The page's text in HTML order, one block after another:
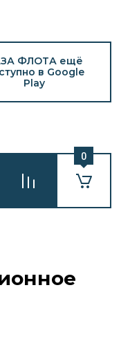
ФЛОТА ещё
в Google
Play
0